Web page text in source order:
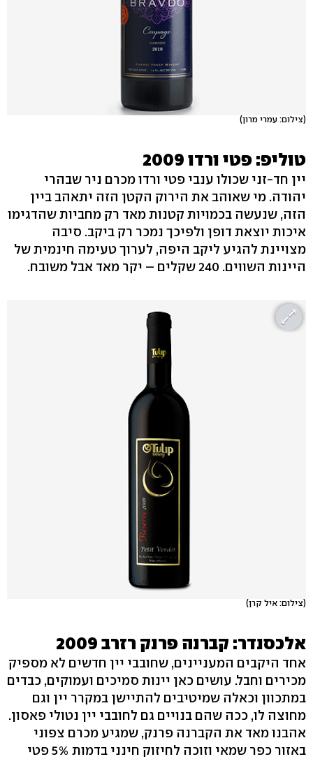
(צילום: עמרי מרון)
טוליפ: פטי ורדו 2009
יין חד-זני שכולו ענבי פטי ורדו מכרם ניר שבהרי
יהודה. מי שאוהב את הירוק הקטן הזה יתאהב ביין
הזה, שנעשה בכמויות קטנות מאד רק מחביות שהדגימו
איכות יוצאת דופן ולפיכך נמכר רק ביקב. סיבה
מצויינת להגיע ליקב היפה, לערוך טעימה חינמית של
היינות השווים. 240 שקלים – יקר מאד אבל משובח.
(צילום: איל קרן)
אלכסנדר: קברנה פרנק רזרב 2009
אחד היקבים המעניינים, שחובבי יין חדשים לא מספיק
מכירים וחבל. עושים כאן יינות סמיכים ועמוקים, כבדים
במתכוון וכאלה שמיטיבים להתיישן במקרר יין וגם
מחוצה לו, ככה שהם בנויים גם לחובבי יין נטולי פאסון.
אהבנו מאד את הקברנה פרנק, שמגיע מכרם צפוני
באזור כפר שמאי וזוכה לחיזוק חינני בדמות 5% פטי